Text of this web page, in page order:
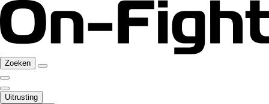
Zoeken
Uitrusting